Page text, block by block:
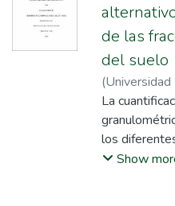
de las
del suelo
(Universidad
2023)
Lama
Suarez, Lucio
La
los
suelos de
Show